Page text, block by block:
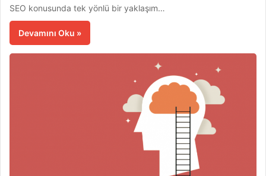
SEO konusunda tek yönlü bir yaklaşım…
Devamını Oku »